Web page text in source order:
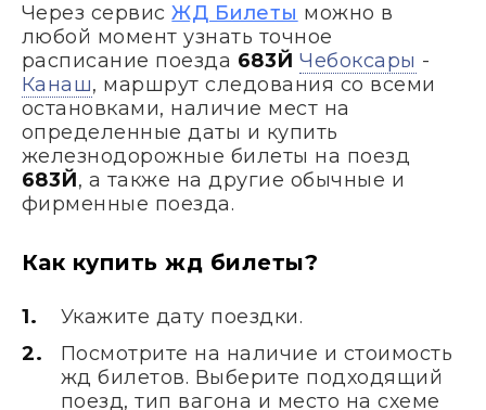
Через сервисЖД Билеты можно в
любой момент узнать точное
расписание поезда 683Й Чебоксары -
Канаш, маршрут следования со всеми
остановками, наличие мест на
определенные даты и купить
железнодорожные билеты на поезд
683Й, а также на другие обычные и
фирменные поезда.
Как купить жд билеты?
Укажите дату поездки.
Посмотрите на наличие и стоимость
жд билетов. Выберите подходящий
поезд, тип вагона и место на схеме